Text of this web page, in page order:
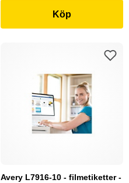
Köp
Avery L7916-10 - filmetiketter -